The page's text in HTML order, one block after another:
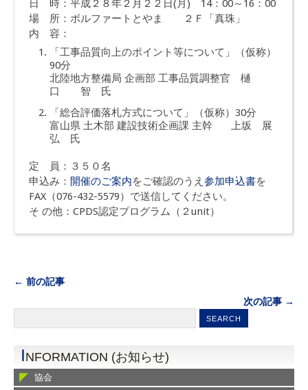
日 時：平成２８年２月２２日(月) 14：00～16：00
場 所：ボルファートとやま ２Ｆ「真珠」
内 容：
「工事品質向上のポイント等について」（仮称）
90分
北陸地方整備局 企画部 工事品質調整官 樋
口 智 氏
「総合評価落札方式について」（仮称）30分
富山県 土木部 建設技術企画課 主幹 上坂 展
弘 氏
定 員：３５０名
申込み： 開催のご案内をご確認のうえ参加申込書を
FAX（076-432-5579）で送信してください。
そ の他：CPDS認定プログラム（２unit）
← 前の記事
次の記事 →
INFORMATION (お知らせ)
協会